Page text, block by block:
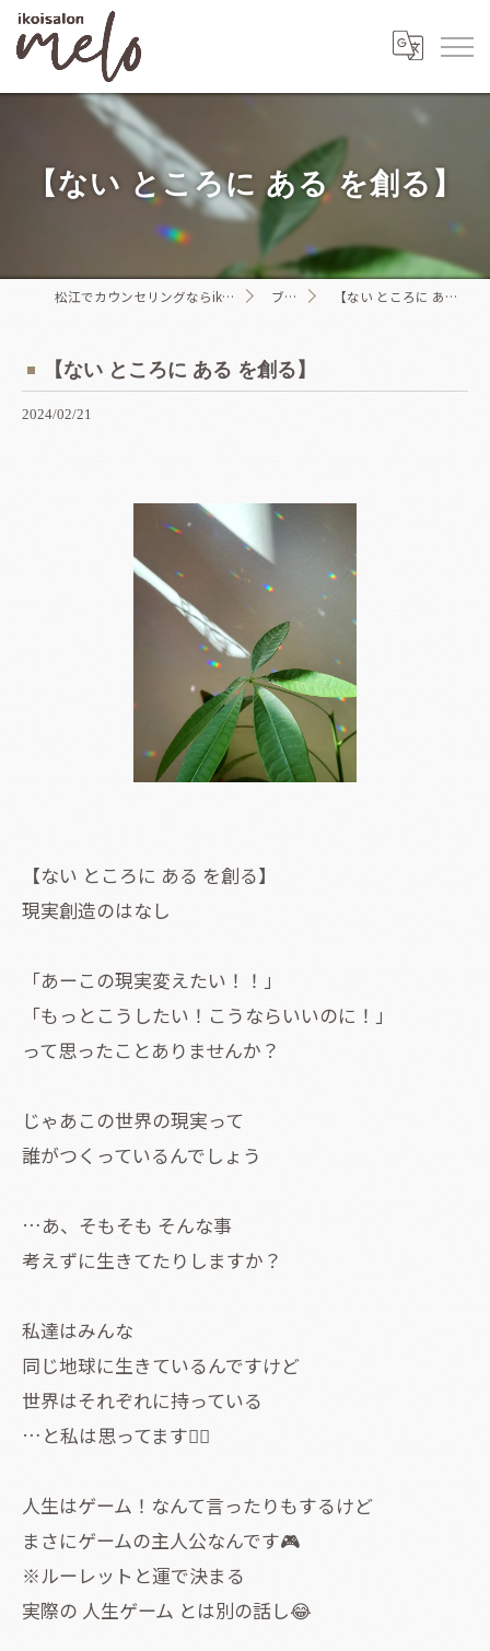
【ない ところに ある を創る】
松江でカウンセリングならikoisalon melo ブログ 【ない ところに ある を創る】
【ない ところに ある を創る】
2024/02/21
【ない ところに ある を創る】
現実創造のはなし
「あーこの現実変えたい！！」
「もっとこうしたい！こうならいいのに！」
って思ったことありませんか？
じゃあこの世界の現実って
誰がつくっているんでしょう
…あ、そもそも そんな事
考えずに生きてたりしますか？
私達はみんな
同じ地球に生きているんですけど
世界はそれぞれに持っている
…と私は思ってます💁‍♀️
人生はゲーム！なんて言ったりもするけど
まさにゲームの主人公なんです🎮
※ルーレットと運で決まる
実際の 人生ゲーム とは別の話し😂